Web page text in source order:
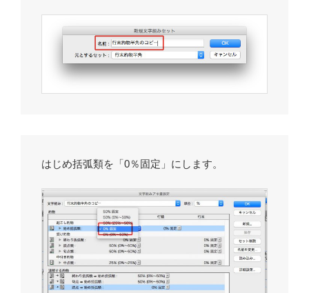
はじめ括弧類を「0％固定」にします。